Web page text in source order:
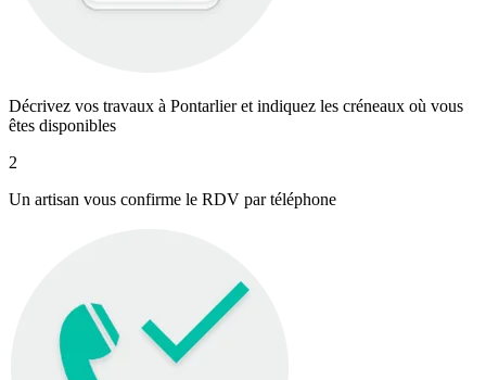
Décrivez vos travaux à Pontarlier et indiquez les créneaux où vous
êtes disponibles
2
Un artisan vous confirme le RDV par téléphone